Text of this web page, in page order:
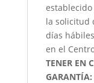
la solicitud
días
en el
TENER EN
GARANTÍA: